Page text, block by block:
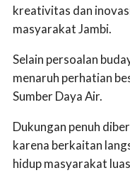
kreativitas dan
masyarakat Jambi.
Selain persoalan
menaruh perhatian
Sumber Daya Air.
Dukungan penuh
karena berkaitan
hidup masyarakat